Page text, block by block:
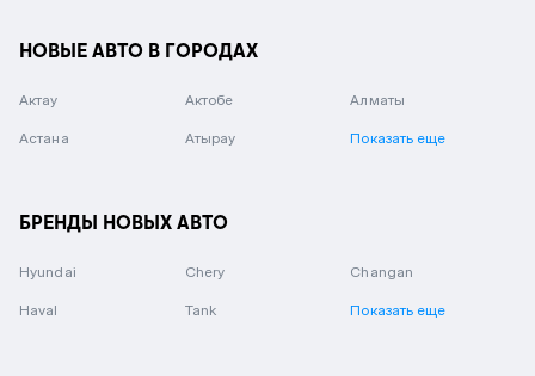
НОВЫЕ АВТО В ГОРОДАХ
Актау Актобе Алматы
Астана Атырау Показать еще
БРЕНДЫ НОВЫХ АВТО
Hyundai Chery Changan
Haval Tank Показать еще